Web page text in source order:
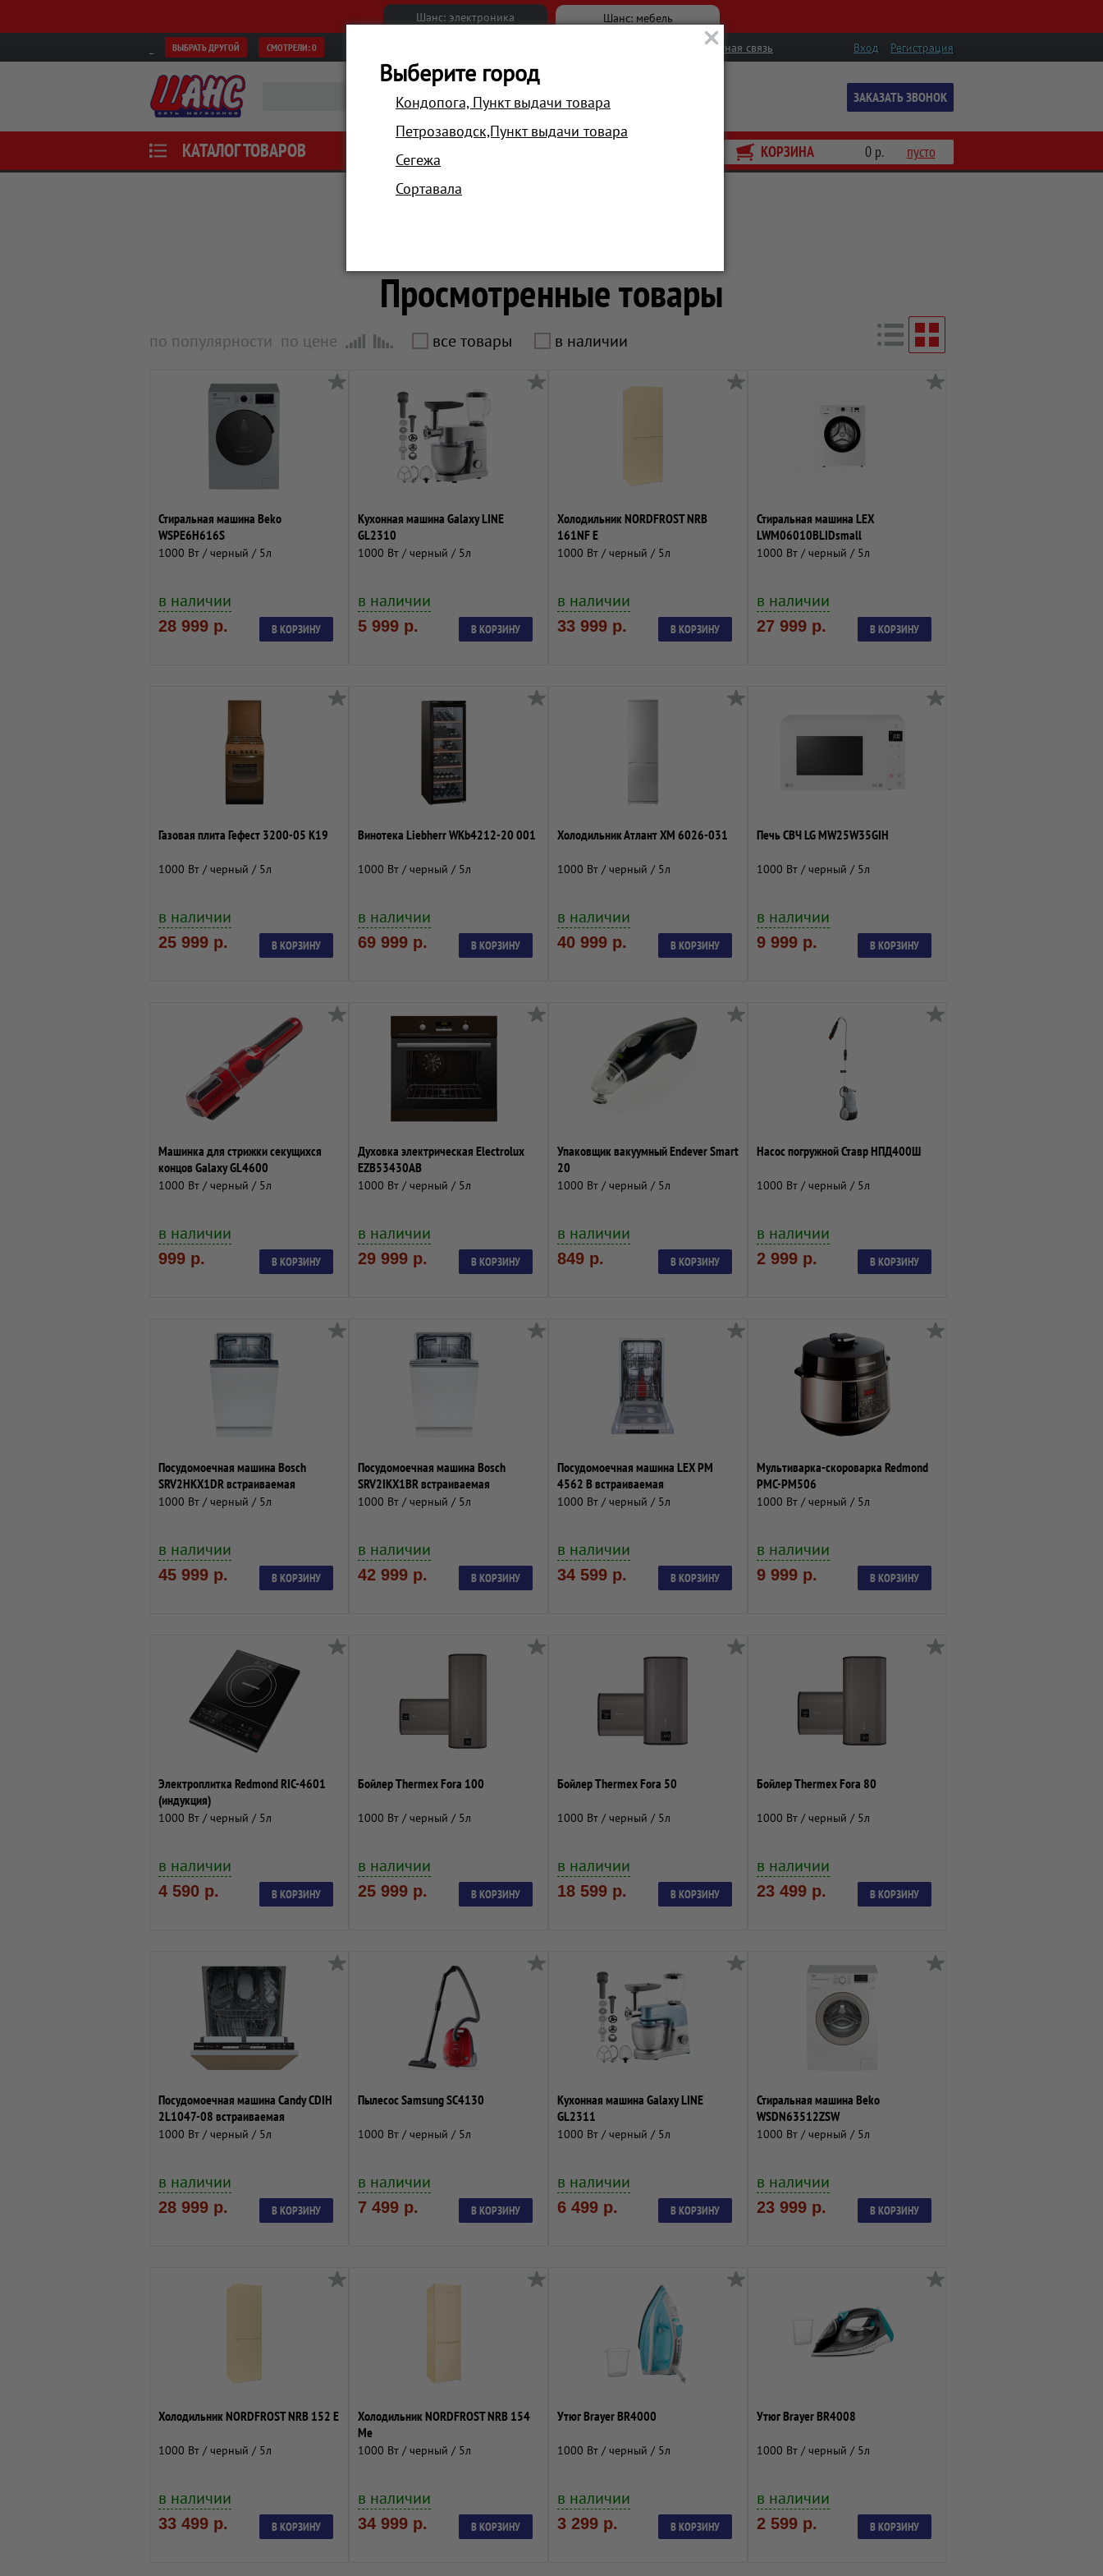
Шанс: электроника Шанс: мебель
ВЫБРАТЬ ДРУГОЙ СМОТРЕЛИ:0 Вход Регистрация
Обратная связь
ЗАКАЗАТЬ ЗВОНОК
КАТАЛОГ ТОВАРОВ АКЦИИ КОРЗИНА 0 р. пусто
Просмотренные товары
по популярности по цене все товары в наличии
Стиральная машина Beko
WSPE6H616S
1000 Вт / черный / 5л
в наличии
28 999 р. В КОРЗИНУ
Кухонная машина Galaxy LINE
GL2310
1000 Вт / черный / 5л
в наличии
5 999 р. В КОРЗИНУ
Холодильник NORDFROST NRB
161NF E
1000 Вт / черный / 5л
в наличии
33 999 р. В КОРЗИНУ
Стиральная машина LEX
LWM06010BLIDsmall
1000 Вт / черный / 5л
в наличии
27 999 р. В КОРЗИНУ
Газовая плита Гефест 3200-05 К19
1000 Вт / черный / 5л
в наличии
25 999 р. В КОРЗИНУ
Винотека Liebherr WKb4212-20 001
1000 Вт / черный / 5л
в наличии
69 999 р. В КОРЗИНУ
Холодильник Атлант ХМ 6026-031
1000 Вт / черный / 5л
в наличии
40 999 р. В КОРЗИНУ
Печь СВЧ LG MW25W35GIH
1000 Вт / черный / 5л
в наличии
9 999 р. В КОРЗИНУ
Машинка для стрижки секущихся
концов Galaxy GL4600
1000 Вт / черный / 5л
в наличии
999 р. В КОРЗИНУ
Духовка электрическая Electrolux
EZB53430AB
1000 Вт / черный / 5л
в наличии
29 999 р. В КОРЗИНУ
Упаковщик вакуумный Endever Smart
20
1000 Вт / черный / 5л
в наличии
849 р. В КОРЗИНУ
Насос погружной Ставр НПД400Ш
1000 Вт / черный / 5л
в наличии
2 999 р. В КОРЗИНУ
Посудомоечная машина Bosch
SRV2HKX1DR встраиваемая
1000 Вт / черный / 5л
в наличии
45 999 р. В КОРЗИНУ
Посудомоечная машина Bosch
SRV2IKX1BR встраиваемая
1000 Вт / черный / 5л
в наличии
42 999 р. В КОРЗИНУ
Посудомоечная машина LEX PM
4562 B встраиваемая
1000 Вт / черный / 5л
в наличии
34 599 р. В КОРЗИНУ
Мультиварка-скороварка Redmond
PMC-PM506
1000 Вт / черный / 5л
в наличии
9 999 р. В КОРЗИНУ
Электроплитка Redmond RIC-4601
(индукция)
1000 Вт / черный / 5л
в наличии
4 590 р. В КОРЗИНУ
Бойлер Thermex Fora 100
1000 Вт / черный / 5л
в наличии
25 999 р. В КОРЗИНУ
Бойлер Thermex Fora 50
1000 Вт / черный / 5л
в наличии
18 599 р. В КОРЗИНУ
Бойлер Thermex Fora 80
1000 Вт / черный / 5л
в наличии
23 499 р. В КОРЗИНУ
Посудомоечная машина Candy CDIH
2L1047-08 встраиваемая
1000 Вт / черный / 5л
в наличии
28 999 р. В КОРЗИНУ
Пылесос Samsung SC4130
1000 Вт / черный / 5л
в наличии
7 499 р. В КОРЗИНУ
Кухонная машина Galaxy LINE
GL2311
1000 Вт / черный / 5л
в наличии
6 499 р. В КОРЗИНУ
Стиральная машина Beko
WSDN63512ZSW
1000 Вт / черный / 5л
в наличии
23 999 р. В КОРЗИНУ
Холодильник NORDFROST NRB 152 E
1000 Вт / черный / 5л
в наличии
33 499 р. В КОРЗИНУ
Холодильник NORDFROST NRB 154
Me
1000 Вт / черный / 5л
в наличии
34 999 р. В КОРЗИНУ
Утюг Brayer BR4000
1000 Вт / черный / 5л
в наличии
3 299 р. В КОРЗИНУ
Утюг Brayer BR4008
1000 Вт / черный / 5л
в наличии
2 599 р. В КОРЗИНУ
Выберите город
Кондопога, Пункт выдачи товара
Петрозаводск,Пункт выдачи товара
Сегежа
Сортавала